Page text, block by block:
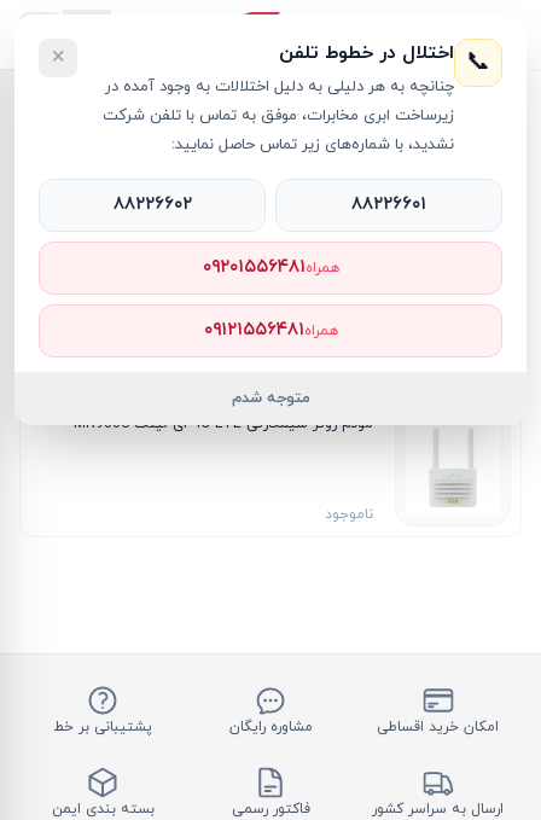
برندAlink
Al محصولاتAlink
مودم سیم‌کارتی 4G LTE ای لینک مدل MR920
ناموجود
مودم روتر سیمکارتی 4G LTE ای لینک MR930S
ناموجود
امکان خرید اقساطی مشاوره رایگان پشتیبانی بر خط
ارسال به سراسر کشور فاکتور رسمی بسته بندی ایمن
📞 اختلال در خطوط تلفن
چنانچه به هر دلیلی به دلیل اختلالات به وجود آمده در
زیرساخت ابری مخابرات، موفق به تماس با تلفن شرکت
نشدید، با شماره‌های زیر تماس حاصل نمایید:
×
۸۸۲۲۶۶۰۱ ۸۸۲۲۶۶۰۲
همراه۰۹۲۰۱۵۵۶۴۸۱
همراه۰۹۱۲۱۵۵۶۴۸۱
متوجه شدم